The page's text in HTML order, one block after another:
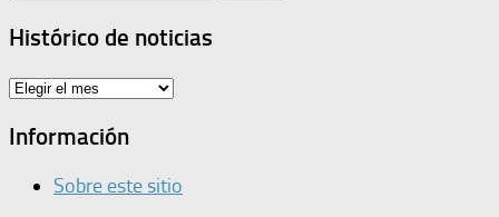
Histórico de noticias
Histórico
noticias
Información
Sobre este sitio